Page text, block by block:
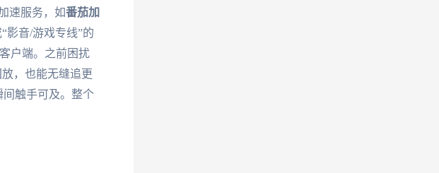
速服务，如番茄加
影音/游戏专线”的
户端。之前困扰
，也能无缝追更
触手可及。整个